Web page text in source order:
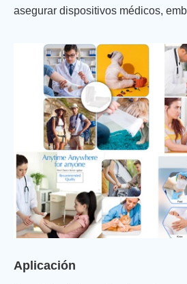
asegurar dispositivos médicos,
protectora.
Aplicación